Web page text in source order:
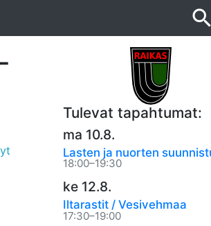
search
Tulevat tapahtumat:
ma 10.8.
18:00–19:30
ke 12.8.
Iltarastit / Vesivehmaa
17:30–19:00